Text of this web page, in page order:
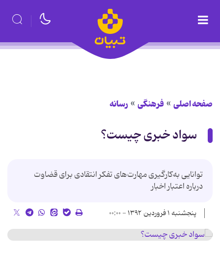
صفحه اصلی فرهنگی رسانه
سواد خبری چیست؟
توانایی به‌کارگیری مهارت‌های تفکر انتقادی برای قضاوت
درباره اعتبار اخبار
پنجشنبه ۱ فروردین ۱۳۹۲ - ۰۰:۰۰